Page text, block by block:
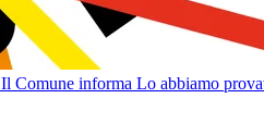
Il Comune informa Lo abbiamo